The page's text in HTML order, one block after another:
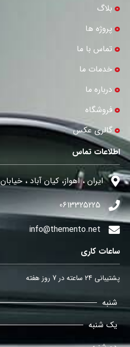
بلاگ
پروژه ها
تماس با ما
خدمات ما
درباره ما
فروشگاه
گالری عکس
اطلاعات تماس
ایران ، اهواز، کیان آباد ، خیابان 28 شرقی ، پلاک 12
0613325225
info@themento.net
ساعات کاری
پشتیبانی 24 ساعته در 7 روز هفته
شنبه
یک شنبه